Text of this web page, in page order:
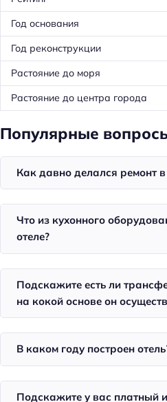
Удобства в номерах
Кухня/кухонный уголок в
Стиральная машина
Кондиционер в номере
Номера для некурящих
Телевизор в номере
Красивый вид из окна
Утюг
Холодильник
Уборка
Санузел в номере
Кафе
Год основания
Год реконструкции
Растояние до моря
Растояние до центра города
Популярные
Как давно делался ремонт в
Что из кухонного
отеле?
Подскажите есть ли
на кокой основе он
В каком году построен
Подскажите у вас платный